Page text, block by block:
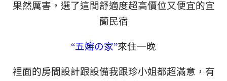
果然厲害，選了這間舒適度超高價位又便宜的宜
蘭民宿
“五嬸の家”來住一晚
裡面的房間設計跟設備我跟珍小姐都超滿意，有